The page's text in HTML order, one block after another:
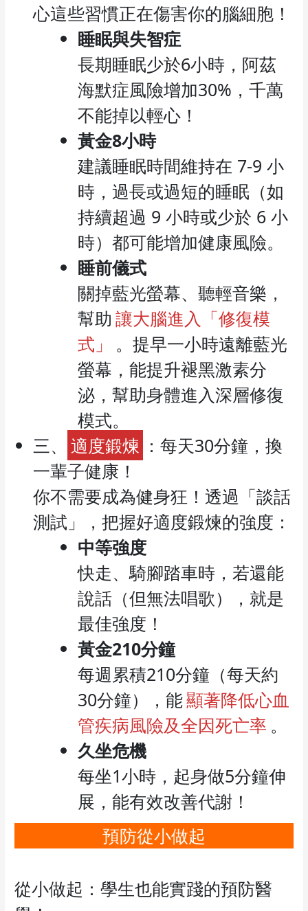
心這些習慣正在傷害你的腦細胞！
睡眠與失智症
長期睡眠少於6小時，阿茲
海默症風險增加30%，千萬
不能掉以輕心！
黃金8小時
建議睡眠時間維持在 7-9 小
時，過長或過短的睡眠（如
持續超過 9 小時或少於 6 小
時）都可能增加健康風險。
睡前儀式
關掉藍光螢幕、聽輕音樂，
幫助 讓大腦進入「修復模
式」
。提早一小時遠離藍光
螢幕，能提升褪黑激素分
泌，幫助身體進入深層修復
模式。
三、
適度鍛煉 ：每天30分鐘，換
一輩子健康！
你不需要成為健身狂！透過「談話
測試」，把握好適度鍛煉的強度：
中等強度
快走、騎腳踏車時，若還能
說話（但無法唱歌），就是
最佳強度！
黃金210分鐘
每週累積210分鐘（每天約
30分鐘），能顯著降低心血
管疾病風險及全因死亡率 。
久坐危機
每坐1小時，起身做5分鐘伸
展，能有效改善代謝！
預防從小做起
從小做起：學生也能實踐的預防醫